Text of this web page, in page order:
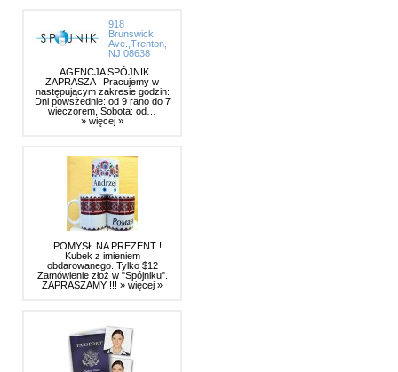
918
Brunswick
Ave.,Trenton,
NJ 08638
AGENCJA SPÓJNIK
ZAPRASZA Pracujemy w
następującym zakresie godzin:
Dni powszednie: od 9 rano do 7
wieczorem, Sobota: od…
» więcej »
POMYSŁ NA PREZENT !
Kubek z imieniem
obdarowanego. Tylko $12
Zamówienie złoż w "Spójniku".
ZAPRASZAMY !!! » więcej »